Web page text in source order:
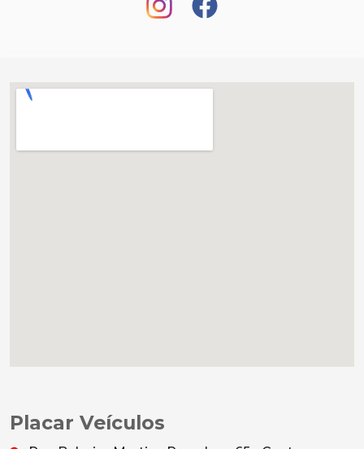
Placar Veículos